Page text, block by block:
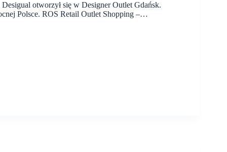
otworzył się w Designer Outlet Gdańsk.
Polsce. ROS Retail Outlet Shopping –…